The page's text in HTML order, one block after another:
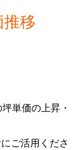
移
単価の上昇・
ご活用くださ